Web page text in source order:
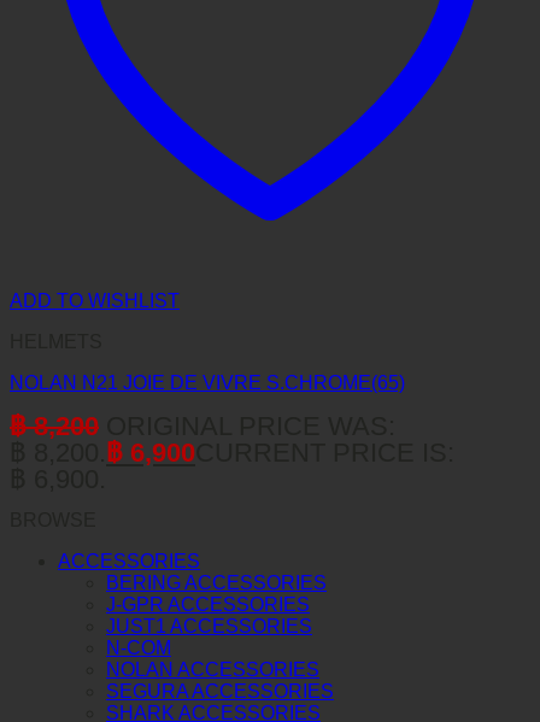
ADD TO WISHLIST
NOLAN N21 JOIE DE VIVRE S.CHROME(65)
฿8,200
฿ 6,900
ACCESSORIES
BERING ACCESSORIES
J-GPR ACCESSORIES
JUST1 ACCESSORIES
N-COM
NOLAN ACCESSORIES
SEGURA ACCESSORIES
SHARK ACCESSORIES